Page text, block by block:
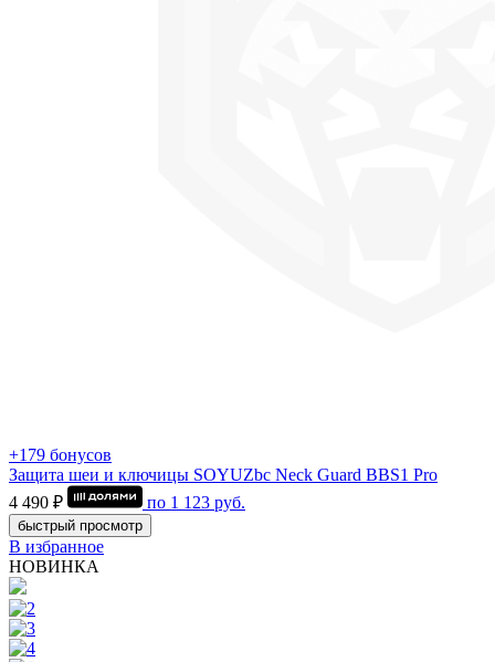
+179 бонусов
Защита шеи и ключицы SOYUZbc Neck Guard BBS1 Pro
4 490 ₽
по 1 123 руб.
быстрый просмотр
В избранное
НОВИНКА